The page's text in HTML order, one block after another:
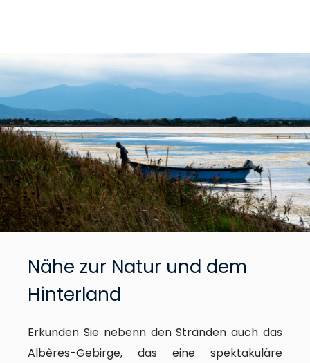
Nähe zur Natur und dem
Hinterland
Erkunden Sie nebenn den Stränden auch das
Albères-Gebirge, das eine spektakuläre